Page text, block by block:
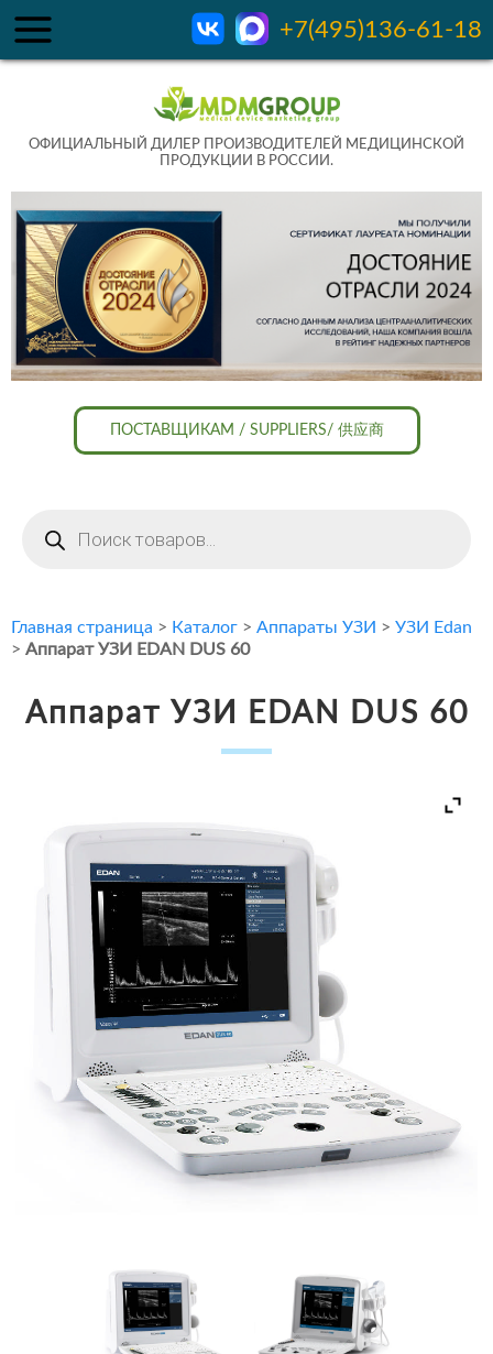
+7(495)136-61-18
ОФИЦИАЛЬНЫЙ ДИЛЕР ПРОИЗВОДИТЕЛЕЙ МЕДИЦИНСКОЙ
ПРОДУКЦИИ В РОССИИ.
ПОСТАВЩИКАМ / SUPPLIERS/ 供应商
товаров
Главная страница > Каталог > Аппараты УЗИ > УЗИ Edan
> Аппарат УЗИ EDAN DUS 60
Аппарат УЗИ EDAN DUS 60